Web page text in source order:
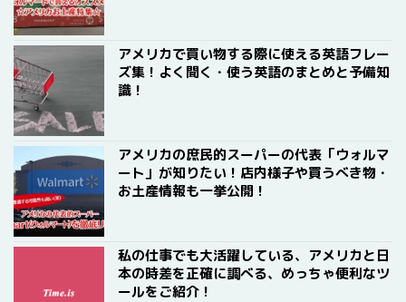
アメリカで買い物する際に使える英語フレー
ズ集！よく聞く・使う英語のまとめと予備知
識！
アメリカの庶民的スーパーの代表「ウォルマ
ート」が知りたい！店内様子や買うべき物・
お土産情報も一挙公開！
私の仕事でも大活躍している、アメリカと日
本の時差を正確に調べる、めっちゃ便利なツ
ールをご紹介！